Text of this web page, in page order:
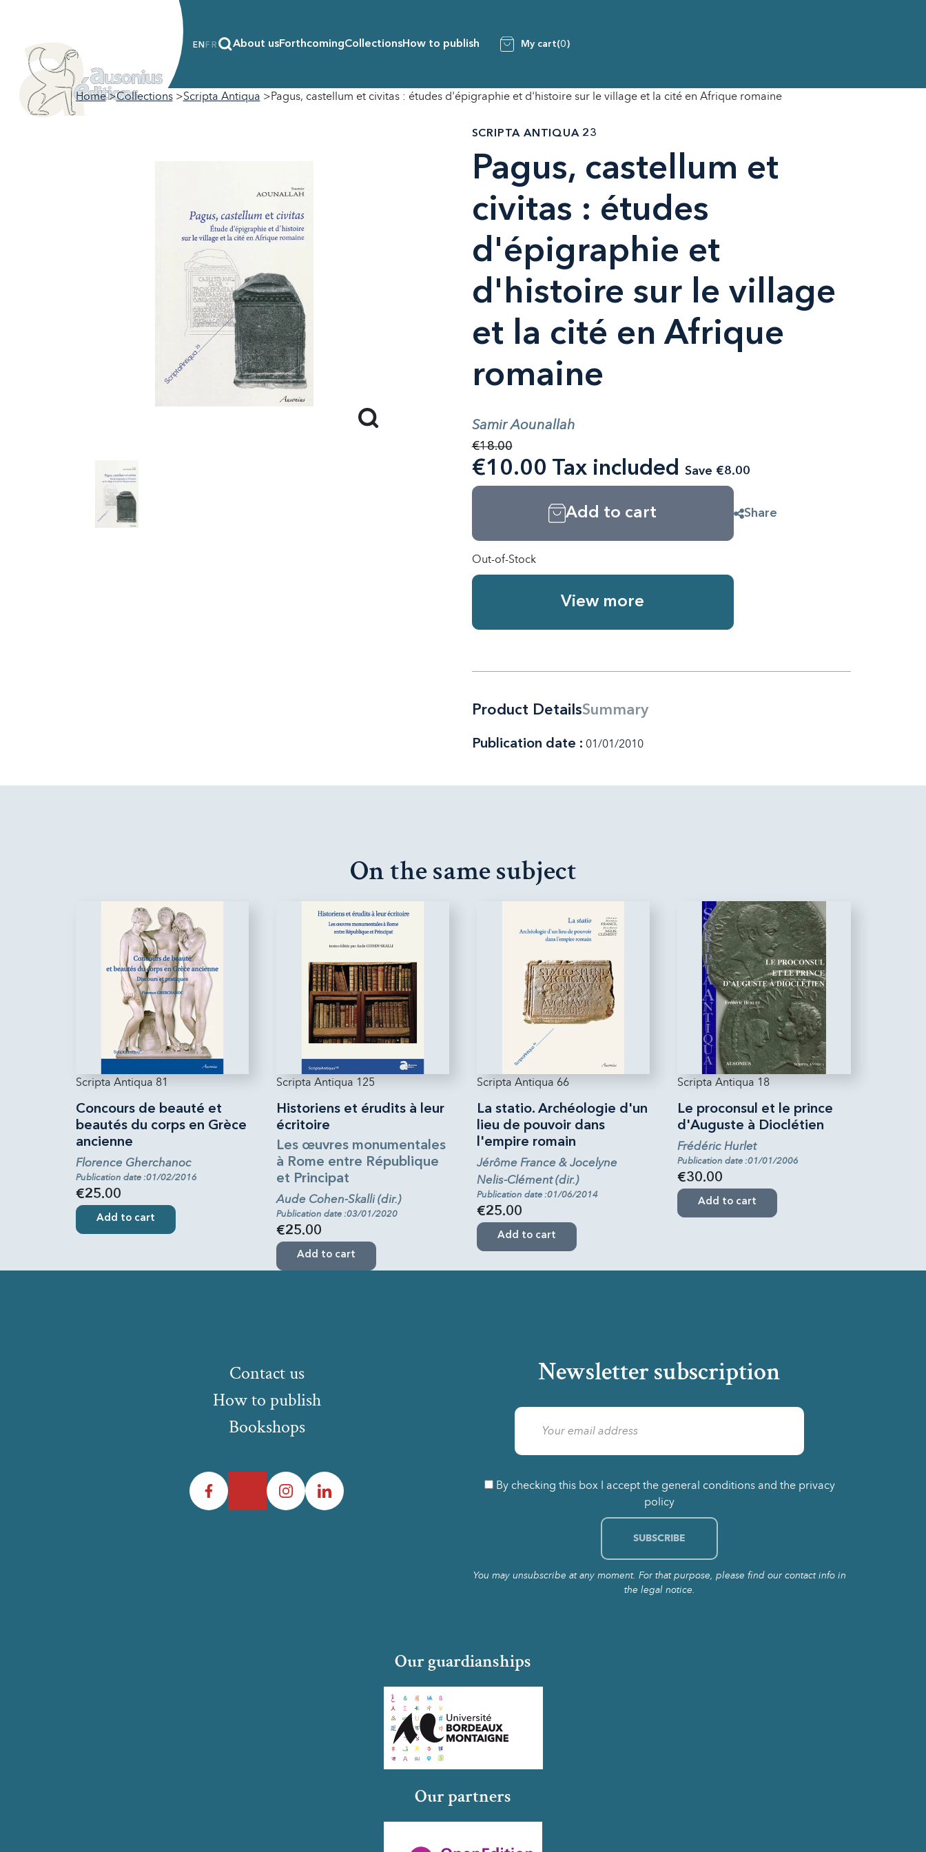
FR
EN About usForthcomingCollectionsHow to publish My cart(0)
Home Collections Scripta Antiqua Pagus, castellum et civitas : études d'épigraphie et d'histoire sur le village et la cité en Afrique romaine
SCRIPTA ANTIQUA 23
Pagus, castellum et
civitas : études
d'épigraphie et
d'histoire sur le village
et la cité en Afrique
romaine
Samir Aounallah
€18.00
€10.00 Tax included Save €8.00
Add to cart Share
Out-of-Stock
View more
Product DetailsSummary
Publication date : 01/01/2010
On the same subject
Scripta Antiqua 81
Concours de beauté et
beautés du corps en Grèce
ancienne
Florence Gherchanoc
Publication date :01/02/2016
€25.00
Add to cart
Scripta Antiqua 125
Historiens et érudits à leur
écritoire
Les œuvres monumentales
à Rome entre République
et Principat
Aude Cohen-Skalli (dir.)
Publication date :03/01/2020
€25.00
Add to cart
Scripta Antiqua 66
La statio. Archéologie d'un
lieu de pouvoir dans
l'empire romain
Jérôme France & Jocelyne
Nelis-Clément (dir.)
Publication date :01/06/2014
€25.00
Add to cart
Scripta Antiqua 18
Le proconsul et le prince
d'Auguste à Dioclétien
Frédéric Hurlet
Publication date :01/01/2006
€30.00
Add to cart
Newsletter subscription
By checking this box I accept the general conditions and the privacy
policy
You may unsubscribe at any moment. For that purpose, please find our contact info in
the legal notice.
How to publish
Bookshops
Contact us
Facebook InstagramLinkedIn
Our guardianships
Our partners